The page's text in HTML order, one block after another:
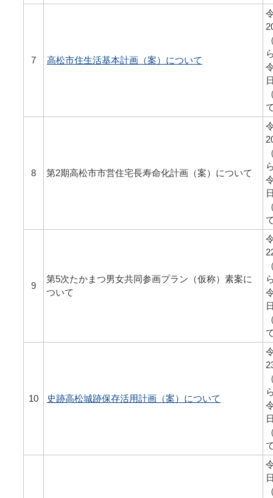
7 高松市住生活基本計画（案）について
8 第2期高松市市営住宅長寿命化計画（案）について
9
第5次たかまつ男女共同参画プラン（仮称）素案に
ついて
10 史跡高松城跡保存活用計画（案）について